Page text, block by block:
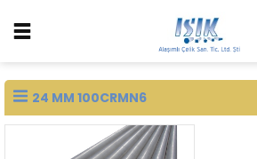
24 MM 100CRMN6